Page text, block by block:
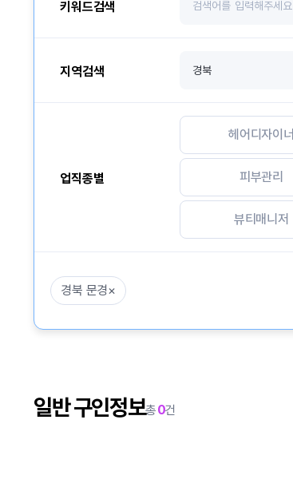
키워드검색
지역검색
업직종별
헤어디자이너
피부관리
뷰티매니저
경북 문경×
일반 구인정보총0건